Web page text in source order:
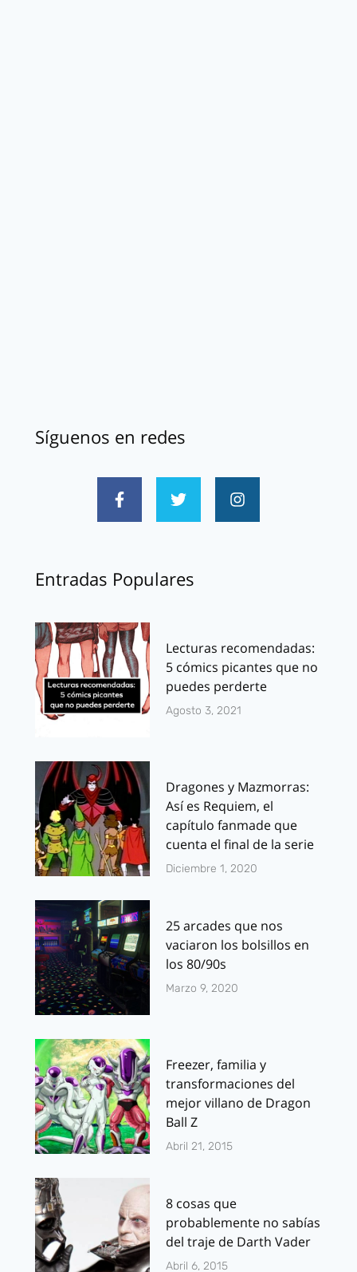
Síguenos en redes
Entradas Populares
Lecturas recomendadas:
5 cómics picantes que no
puedes perderte
Agosto 3, 2021
Dragones y Mazmorras:
Así es Requiem, el
capítulo fanmade que
cuenta el final de la serie
Diciembre 1, 2020
25 arcades que nos
vaciaron los bolsillos en
los 80/90s
Marzo 9, 2020
Freezer, familia y
transformaciones del
mejor villano de Dragon
Ball Z
Abril 21, 2015
8 cosas que
probablemente no sabías
del traje de Darth Vader
Abril 6, 2015